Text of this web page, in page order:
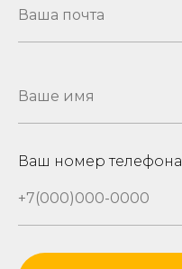
Ваш номер телефона